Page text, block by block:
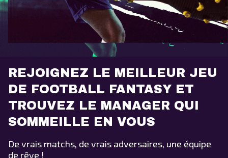
REJOIGNEZ LE MEILLEUR JEU
DE FOOTBALL FANTASY ET
TROUVEZ LE MANAGER QUI
SOMMEILLE EN VOUS
De vrais matchs, de vrais adversaires, une équipe
de rêve !